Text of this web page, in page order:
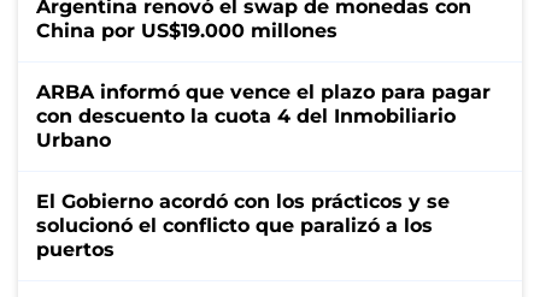
Argentina renovó el swap de monedas con
China por US$19.000 millones
ARBA informó que vence el plazo para pagar
con descuento la cuota 4 del Inmobiliario
Urbano
El Gobierno acordó con los prácticos y se
solucionó el conflicto que paralizó a los
puertos